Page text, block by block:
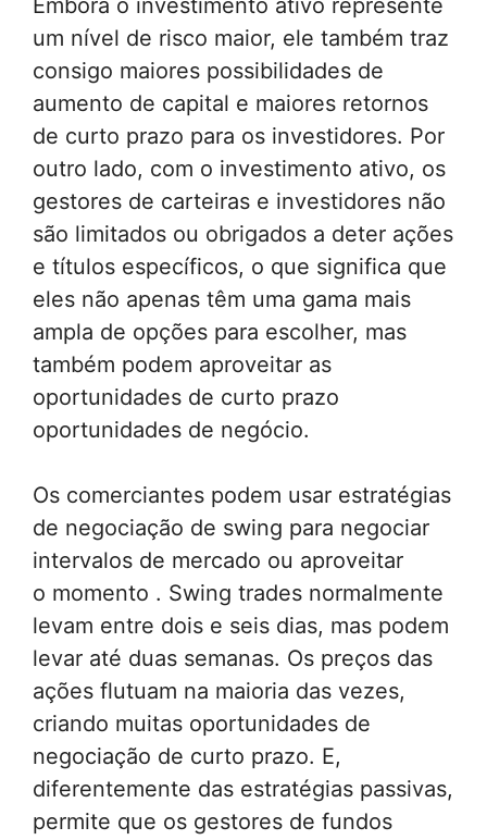
Embora o investimento ativo represente
um nível de risco maior, ele também traz
consigo maiores possibilidades de
aumento de capital e maiores retornos
de curto prazo para os investidores. Por
outro lado, com o investimento ativo, os
gestores de carteiras e investidores não
são limitados ou obrigados a deter ações
e títulos específicos, o que significa que
eles não apenas têm uma gama mais
ampla de opções para escolher, mas
também podem aproveitar as
oportunidades de curto prazo
oportunidades de negócio.
Os comerciantes podem usar estratégias
de negociação de swing para negociar
intervalos de mercado ou aproveitar
o momento . Swing trades normalmente
levam entre dois e seis dias, mas podem
levar até duas semanas. Os preços das
ações flutuam na maioria das vezes,
criando muitas oportunidades de
negociação de curto prazo. E,
diferentemente das estratégias passivas,
permite que os gestores de fundos